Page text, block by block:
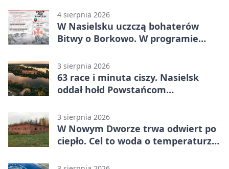
4 sierpnia 2026
W Nasielsku uczczą bohaterów
Bitwy o Borkowo. W programie
3 sierpnia 2026
63 race i minuta ciszy. Nasielsk
oddał hołd Powstańcom
3 sierpnia 2026
W Nowym Dworze trwa odwiert po
ciepło. Cel to woda o temperaturze